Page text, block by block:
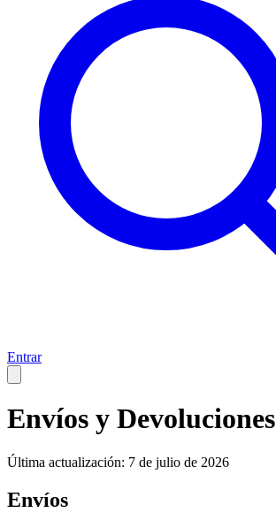
Entrar
Envíos y Devoluciones
Última actualización: 7 de julio de 2026
Envíos